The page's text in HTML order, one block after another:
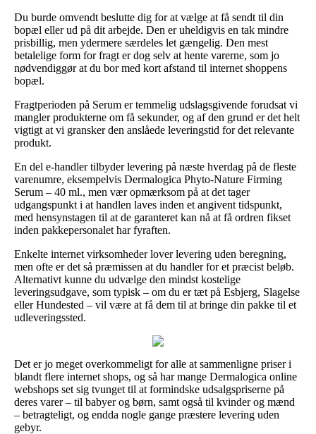
Du burde omvendt beslutte dig for at vælge at få sendt til din
bopæl eller ud på dit arbejde. Den er uheldigvis en tak mindre
prisbillig, men ydermere særdeles let gængelig. Den mest
betalelige form for fragt er dog selv at hente varerne, som jo
nødvendiggør at du bor med kort afstand til internet shoppens
bopæl.
Fragtperioden på Serum er temmelig udslagsgivende forudsat vi
mangler produkterne om få sekunder, og af den grund er det helt
vigtigt at vi gransker den anslåede leveringstid for det relevante
produkt.
En del e-handler tilbyder levering på næste hverdag på de fleste
varenumre, eksempelvis Dermalogica Phyto-Nature Firming
Serum – 40 ml., men vær opmærksom på at det tager
udgangspunkt i at handlen laves inden et angivent tidspunkt,
med hensynstagen til at de garanteret kan nå at få ordren fikset
inden pakkepersonalet har fyraften.
Enkelte internet virksomheder lover levering uden beregning,
men ofte er det så præmissen at du handler for et præcist beløb.
Alternativt kunne du udvælge den mindst kostelige
leveringsudgave, som typisk – om du er tæt på Esbjerg, Slagelse
eller Hundested – vil være at få dem til at bringe din pakke til et
udleveringssted.
Det er jo meget overkommeligt for alle at sammenligne priser i
blandt flere internet shops, og så har mange Dermalogica online
webshops set sig tvunget til at formindske udsalgspriserne på
deres varer – til babyer og børn, samt også til kvinder og mænd
– betragteligt, og endda nogle gange præstere levering uden
gebyr.